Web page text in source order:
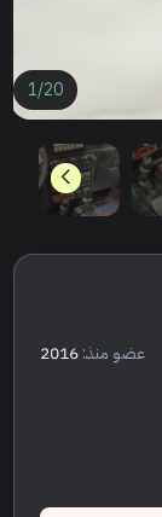
1/20
عضو منذ:2016